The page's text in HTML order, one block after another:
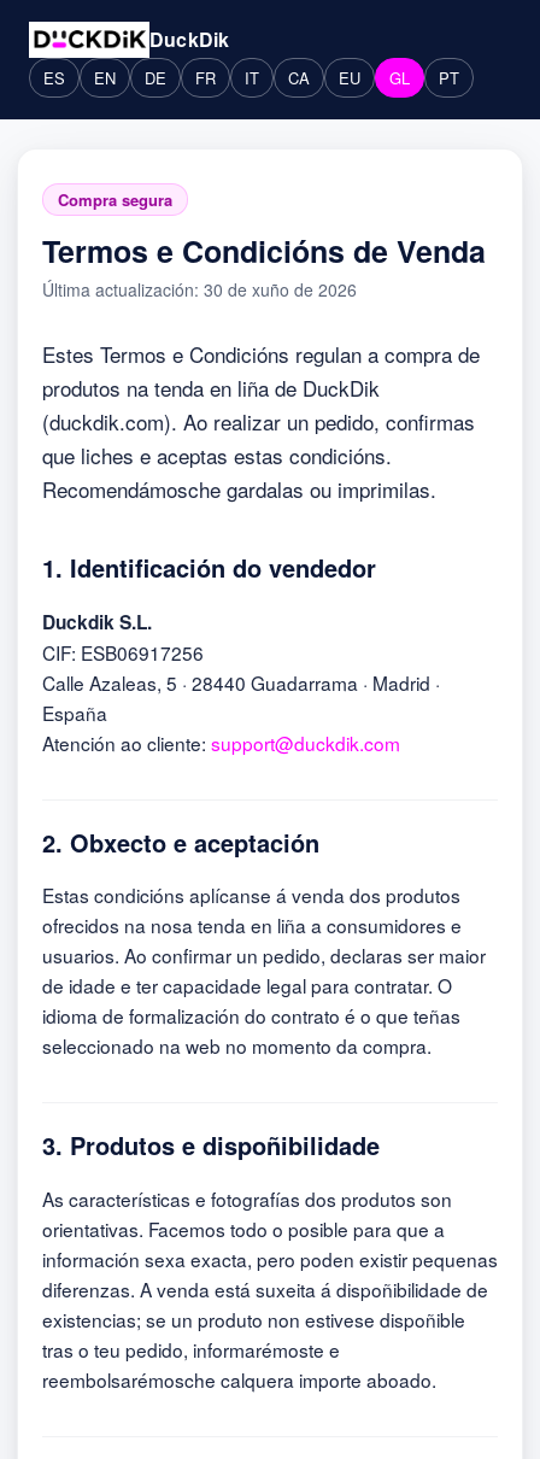
DuckDik
ES EN DE FR IT CA EU GL PT
Compra segura
Termos e Condicións de Venda
Última actualización: 30 de xuño de 2026
Estes Termos e Condicións regulan a compra de
produtos na tenda en liña de DuckDik
(duckdik.com). Ao realizar un pedido, confirmas
que liches e aceptas estas condicións.
Recomendámosche gardalas ou imprimilas.
1. Identificación do vendedor
Duckdik S.L.
CIF: ESB06917256
Calle Azaleas, 5 · 28440 Guadarrama · Madrid ·
España
Atención ao cliente: support@duckdik.com
2. Obxecto e aceptación
Estas condicións aplícanse á venda dos produtos
ofrecidos na nosa tenda en liña a consumidores e
usuarios. Ao confirmar un pedido, declaras ser maior
de idade e ter capacidade legal para contratar. O
idioma de formalización do contrato é o que teñas
seleccionado na web no momento da compra.
3. Produtos e dispoñibilidade
As características e fotografías dos produtos son
orientativas. Facemos todo o posible para que a
información sexa exacta, pero poden existir pequenas
diferenzas. A venda está suxeita á dispoñibilidade de
existencias; se un produto non estivese dispoñible
tras o teu pedido, informarémoste e
reembolsarémosche calquera importe aboado.